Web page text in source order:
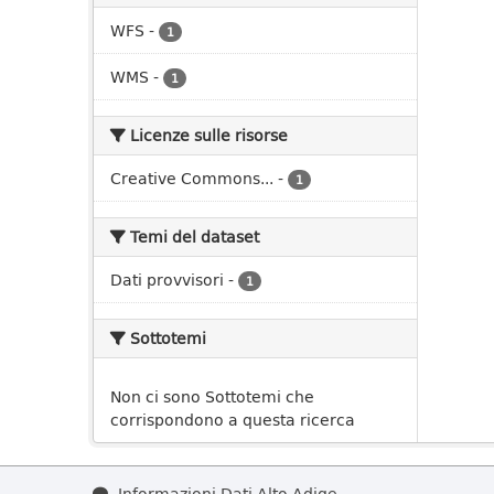
WFS - 1
WMS - 1
Licenze sulle risorse
Creative Commons... - 1
Temi del dataset
Dati provvisori - 1
Sottotemi
Non ci sono Sottotemi che
corrispondono a questa ricerca